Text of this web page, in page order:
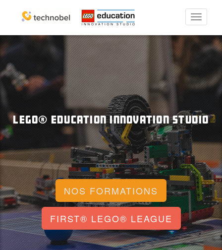
la
LEGO® Education Innovation Studio
NOS FORMATIONS
FIRST® LEGO® LEAGUE